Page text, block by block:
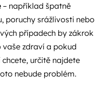
– například špatně
poruchy srážlivosti nebo
případech by zákrok
zdraví a pokud
určitě najdete
nebude problém.